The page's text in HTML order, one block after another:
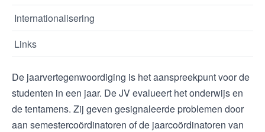
Internationalisering
Links
De jaarvertegenwoordiging is het aanspreekpunt voor de
studenten in een jaar. De JV evalueert het onderwijs en
de tentamens. Zij geven gesignaleerde problemen door
aan semestercoördinatoren of de jaarcoördinatoren van